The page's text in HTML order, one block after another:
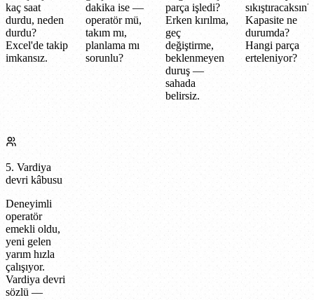
kaç saat
durdu, neden
durdu?
Excel'de takip
imkansız.
dakika ise —
operatör mü,
takım mı,
planlama mı
sorunlu?
parça işledi?
Erken kırılma,
geç
değiştirme,
beklenmeyen
duruş —
sahada
belirsiz.
sıkıştıracaksın?
Kapasite ne
durumda?
Hangi parça
erteleniyor?
5. Vardiya
devri kâbusu
Deneyimli
operatör
emekli oldu,
yeni gelen
yarım hızla
çalışıyor.
Vardiya devri
sözlü —